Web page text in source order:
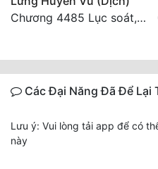
Chương 4485 Lục soát, nhất định muốn tìm tới bọn họ.
Các Đại Năng Đã Để Lại
Lưu ý: Vui lòng tải app để có
này